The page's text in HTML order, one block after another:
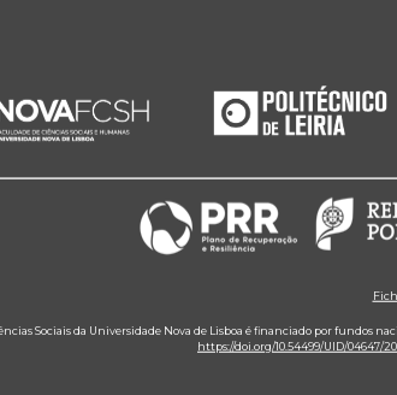
Sociais da Universidade Nova de Lisboa é financiado por fundos
https://doi.org/10.54499/UID/04647/